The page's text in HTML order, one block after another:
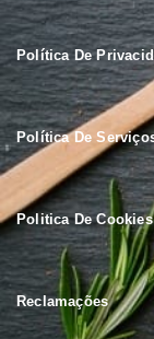
Política De
Política De
Politica De Cookies
Reclamações